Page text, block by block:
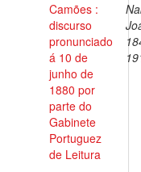
Camões :
discurso
pronunciado
á 10 de
junho de
1880 por
parte do
Gabinete
Portuguez
de Leitura